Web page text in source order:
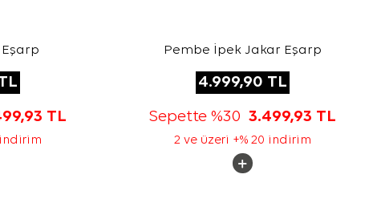
TL
indirim
Pembe İpek Jakar Eşarp
4.999,90 TL
Sepette %30 3.499,93 TL
2 ve üzeri +% 20 indirim